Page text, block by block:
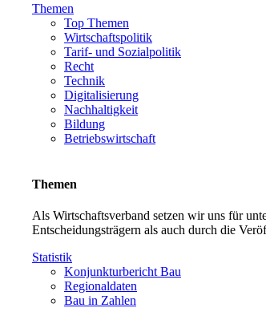
Themen
Top Themen
Wirtschaftspolitik
Tarif- und Sozialpolitik
Recht
Technik
Digitalisierung
Nachhaltigkeit
Bildung
Betriebswirtschaft
Themen
Als Wirtschaftsverband setzen wir uns für
Entscheidungsträgern als auch durch die
Statistik
Konjunkturbericht Bau
Regionaldaten
Bau in Zahlen